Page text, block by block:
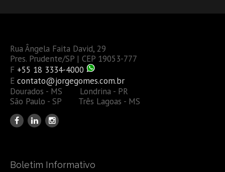
Rua Ângela Faita David, 29
Pres. Prudente/SP | CEP 19053-777
F +55 18 3334-4000
E contato@jorgegomes.com.br
Dourados - MS Londrina - PR
São Paulo - SP Três Lagoas - MS
Boletim Informativo